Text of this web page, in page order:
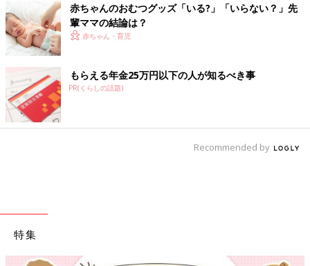
赤ちゃんのおむつグッズ「いる?」「いらない？」先
輩ママの結論は？
赤ちゃん・育児
もらえる年金25万円以下の人が知るべき事
PR(くらしの話題)
Recommended by
特集